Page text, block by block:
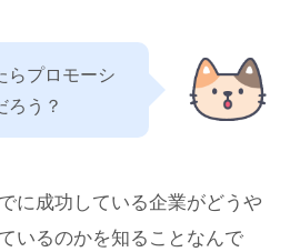
らプロモーシ
ろう？
に成功している企業がどうや
いるのかを知ることなんで